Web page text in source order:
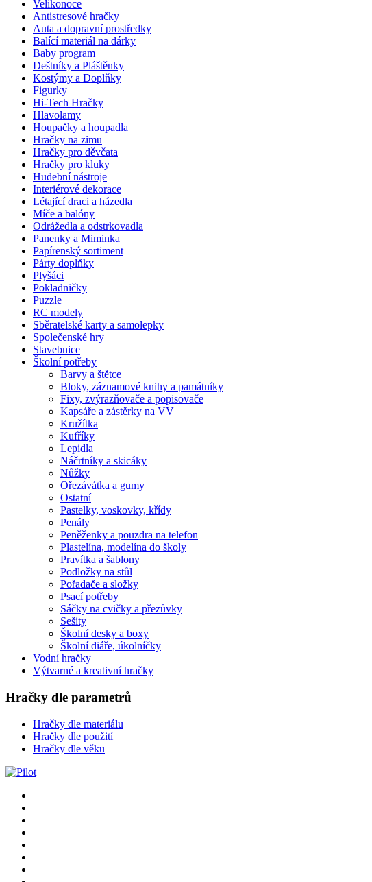
Velikonoce
Antistresové hračky
Auta a dopravní prostředky
Balící materiál na dárky
Baby program
Deštníky a Pláštěnky
Kostýmy a Doplňky
Figurky
Hi-Tech Hračky
Hlavolamy
Houpačky a houpadla
Hračky na zimu
Hračky pro děvčata
Hračky pro kluky
Hudební nástroje
Interiérové dekorace
Létající draci a házedla
Míče a balóny
Odrážedla a odstrkovadla
Panenky a Miminka
Papírenský sortiment
Párty doplňky
Plyšáci
Pokladničky
Puzzle
RC modely
Sběratelské karty a samolepky
Společenské hry
Stavebnice
Školní potřeby
Barvy a štětce
Bloky, záznamové knihy a památníky
Fixy, zvýrazňovače a popisovače
Kapsáře a zástěrky na VV
Kružítka
Kufříky
Lepidla
Náčrtníky a skicáky
Nůžky
Ořezávátka a gumy
Ostatní
Pastelky, voskovky, křídy
Penály
Peněženky a pouzdra na telefon
Plastelína, modelína do školy
Pravítka a šablony
Podložky na stůl
Pořadače a složky
Psací potřeby
Sáčky na cvičky a přezůvky
Sešity
Školní desky a boxy
Školní diáře, úkolníčky
Vodní hračky
Výtvarné a kreativní hračky
Hračky dle parametrů
Hračky dle materiálu
Hračky dle použití
Hračky dle věku